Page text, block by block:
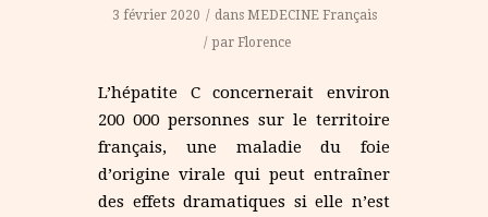
3 février 2020 / dans MEDECINE Français
/ par Florence
L’hépatite C concernerait environ
200 000 personnes sur le territoire
français, une maladie du foie
d’origine virale qui peut entraîner
des effets dramatiques si elle n’est